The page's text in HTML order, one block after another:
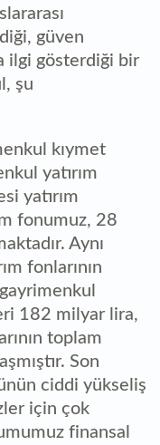
güven
ilgi gösterdiği bir
şu
kıymet
yatırım
yatırım
fonumuz, 28
Aynı
fonlarının
182 milyar lira,
toplam
Son
ciddi yükseliş
için çok
finansal